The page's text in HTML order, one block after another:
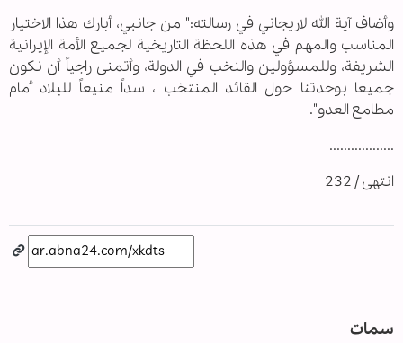
وأضاف آية الله لاريجاني في رسالته:" من جانبي، أبارك هذا الاختيار
المناسب والمهم في هذه اللحظة التاريخية لجميع الأمة الإيرانية
الشريفة، وللمسؤولين والنخب في الدولة، وأتمنى راجياً أن نكون
جميعا بوحدتنا حول القائد المنتخب ، سداً منيعاً للبلاد أمام
مطامع العدو".
..................
انتهى / 232
سمات